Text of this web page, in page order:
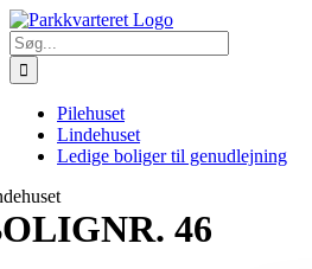
Skip
to
content
Søg
efter:
Pilehuset
Lindehuset
Ledige boliger til genudlejning
46